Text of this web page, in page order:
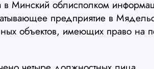
в Минский облисполком
предприятие в
объектов, имеющих право на